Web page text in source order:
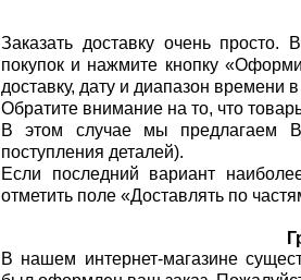
Заказать доставку очень
покупок и нажмите кнопку
доставку, дату и диапазон времени
Обратите внимание на то, что
В этом случае мы предлагаем
поступления деталей).
Если последний вариант
отметить поле «Доставлять по
В нашем интернет-магазине